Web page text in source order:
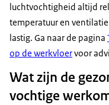
luchtvochtigheid altijd
temperatuur en
lastig. Ga naar de pagina
op de werkvloervoor
Wat zijn de
vochtige